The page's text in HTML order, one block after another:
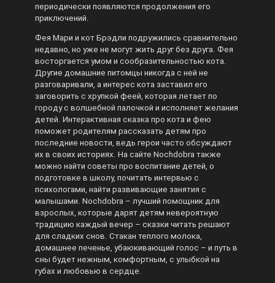
периодически появляются продолжения его
приключений.
Фея Мари и кот Брэдли подружились сравнительно
недавно, но уже не могут жить друг без друга. Фея
восторгается умом и сообразительностью кота.
Другие домашние питомцы никогда с ней не
разговаривали, а интерес кота заставил его
заговорить с хрупкой феей, которая летает по
городу с волшебной палочкой и исполняет желания
детей. Интерактивная сказка про кота и фею
поможет родителям рассказать детям про
последние новости, ведь герои часто обсуждают
их в своих историях. На сайте Nochdobra также
можно найти советы про воспитание детей, о
подготовке в школу, почитать интервью с
психологами, найти развивающие занятия с
малышами. Nochdobra – лучший помощник для
взрослых, которые дарят детям невероятную
традицию каждый вечер – сказки читать решают
для сладких снов. Стакан теплого молока,
домашнее печенье, убаюкивающий голос – и путь в
сны будет нежным, комфортным, с улыбкой на
губах и любовью в сердце.